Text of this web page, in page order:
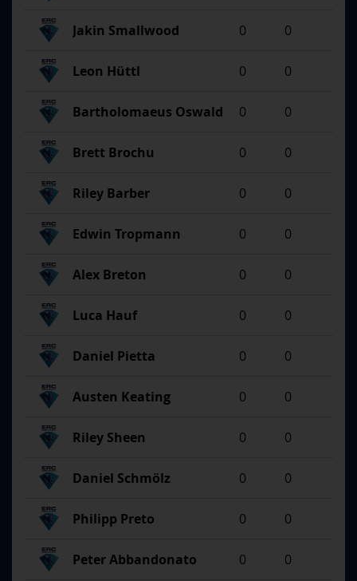
Jakin Smallwood 0 0
Leon Hüttl 0 0
Bartholomaeus Oswald 0 0
Brett Brochu 0 0
Riley Barber 0 0
Edwin Tropmann 0 0
Alex Breton 0 0
Luca Hauf 0 0
Daniel Pietta 0 0
Austen Keating 0 0
Riley Sheen 0 0
Daniel Schmölz 0 0
Philipp Preto 0 0
Peter Abbandonato 0 0